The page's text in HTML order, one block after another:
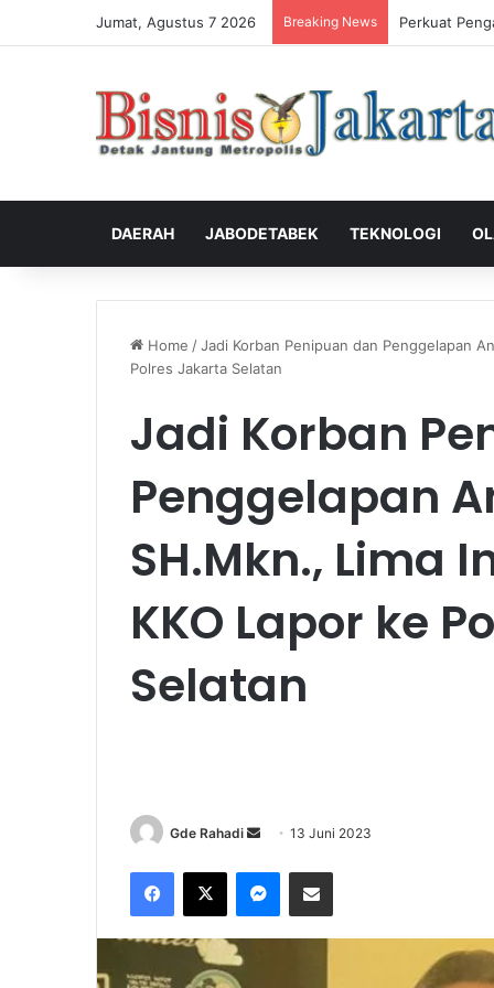
Jumat, Agustus 7 2026 Breaking News Perkuat
DAERAH JABODETABEK TEKNOLOGI
Home /Jadi Korban Penipuan dan Penggelapan
Polres Jakarta Selatan
Jadi Korban
Penggelapan
SH.Mkn., Lima
KKO Lapor ke
Selatan
Gde Rahadi
n
a
13 Juni 2023